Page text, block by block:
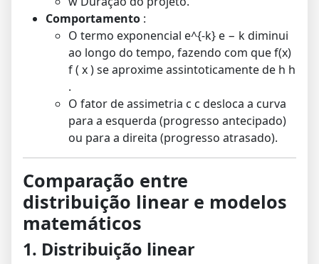
Comportamento :
O termo exponencial e^{-k} e − kdiminui
ao longo do tempo, fazendo com quef(x)
f( x)se aproxime assintoticamente de h h
.
O fator de assimetria c c desloca a curva
para a esquerda (progresso antecipado)
ou para a direita (progresso atrasado).
Comparação entre
distribuição linear e modelos
matemáticos
1. Distribuição linear